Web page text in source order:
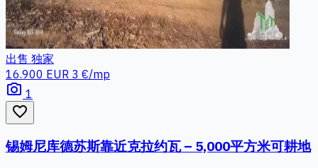
出售 独家
16.900 EUR 3 €/mp
photo_camera 1
favorite_border
锡姆尼库德苏斯靠近克拉约瓦 – 5,000平方米可耕地